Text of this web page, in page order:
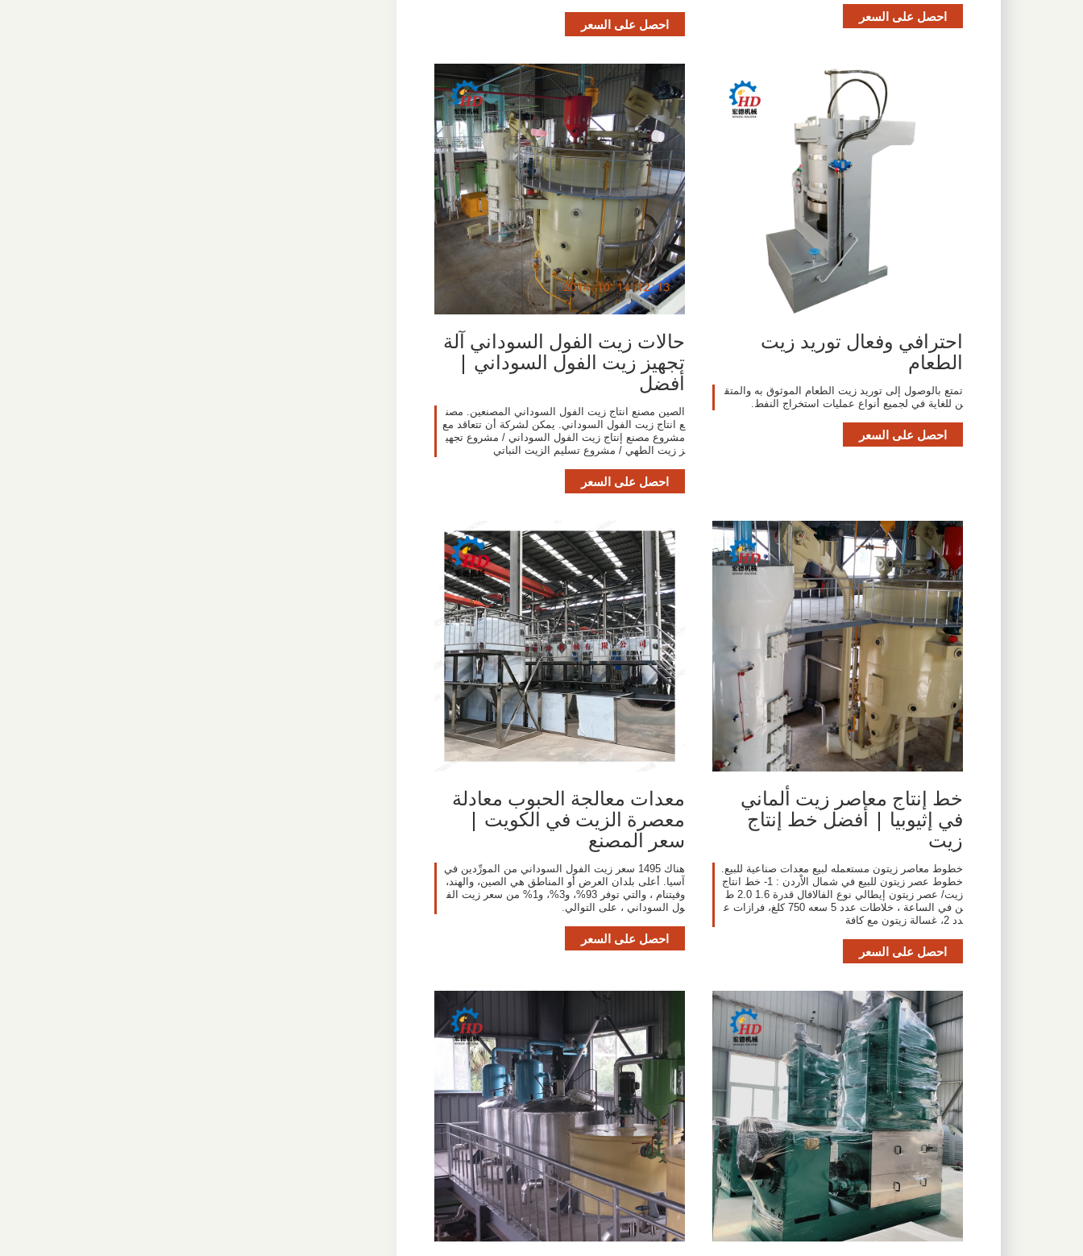
احصل على السعر احصل على السعر
احترافي وفعال توريد زيت
الطعام
تمتع بالوصول إلى توريد زيت الطعام الموثوق به والمتق
ن للغاية في لجميع أنواع عمليات استخراج النفط.
احصل على السعر
حالات زيت الفول السوداني آلة
تجهيز زيت الفول السوداني |
أفضل
الصين مصنع انتاج زيت الفول السوداني المصنعين. مصن
ع انتاج زيت الفول السوداني. يمكن لشركة أن تتعاقد مع
مشروع مصنع إنتاج زيت الفول السوداني / مشروع تجهي
ز زيت الطهي / مشروع تسليم الزيت النباتي
احصل على السعر
خط إنتاج معاصر زيت ألماني
في إثيوبيا | أفضل خط إنتاج
زيت
خطوط معاصر زيتون مستعمله لبيع معدات صناعية للبيع.
خطوط عصر زيتون للبيع في شمال الاْردن : 1- خط انتاج
زيت/ عصر زيتون إيطالي نوع الفالافال قدرة 1.6 2.0 ط
ن في الساعة ، خلاطات عدد 5 سعه 750 كلغ، فرازات ع
دد 2، غسالة زيتون مع كافة
احصل على السعر
معدات معالجة الحبوب معادلة
معصرة الزيت في الكويت |
سعر المصنع
هناك 1495 سعر زيت الفول السوداني من المورِّدين في
آسيا. أعلى بلدان العرض أو المناطق هي الصين، والهند،
وفيتنام ، والتي توفر 93%، و3%، و1% من سعر زيت الف
ول السوداني ، على التوالي.
احصل على السعر